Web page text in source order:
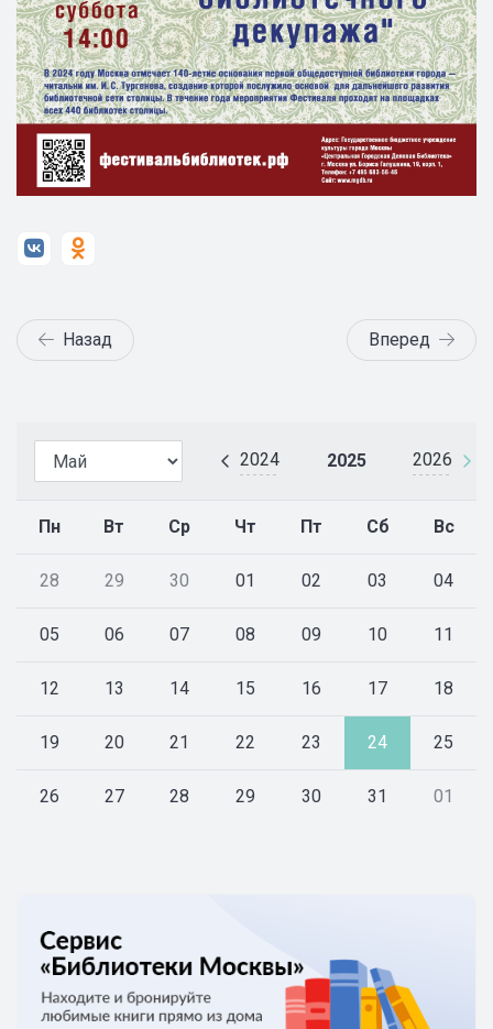
2024 2025 2026
Пн Вт Ср Чт Пт Сб Вс
28 29 30 01 02 03 04
05 06 07 08 09 10 11
12 13 14 15 16 17 18
19 20 21 22 23 24 25
26 27 28 29 30 31 01
Назад Вперед